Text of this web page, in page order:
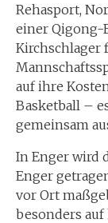
Rehasport,
einer
Kirchschlager
auf ihre
Basketball –
gemeinsam
In Enger wird
Enger
vor Ort
besonders auf